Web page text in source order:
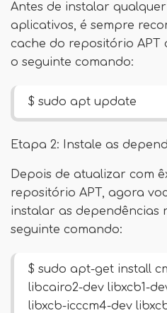
Antes de instalar
aplicativos, é sempre
cache do repositório APT
o seguinte comando:
$ sudo apt update
Etapa 2: Instale as
Depois de atualizar com
repositório APT, agora
instalar as dependências
seguinte comando:
$ sudo apt-get install
libcairo2-dev libxcb1-
libxcb-icccm4-dev